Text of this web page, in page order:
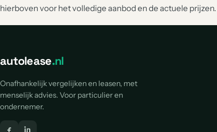
hierboven voor het volledige aanbod en de actuele prijzen.
autolease.nl
Onafhankelijk vergelijken en leasen, met
menselijk advies. Voor particulier en
ondernemer.